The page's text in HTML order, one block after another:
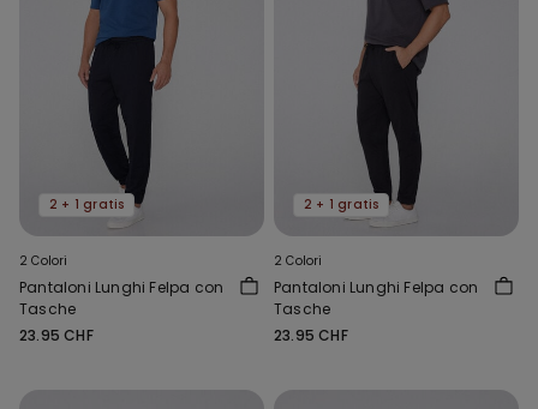
2 + 1 gratis
2 Colori
Pantaloni Lunghi Felpa con
Tasche
23.95 CHF
2 + 1 gratis
2 Colori
Pantaloni Lunghi Felpa con
Tasche
23.95 CHF